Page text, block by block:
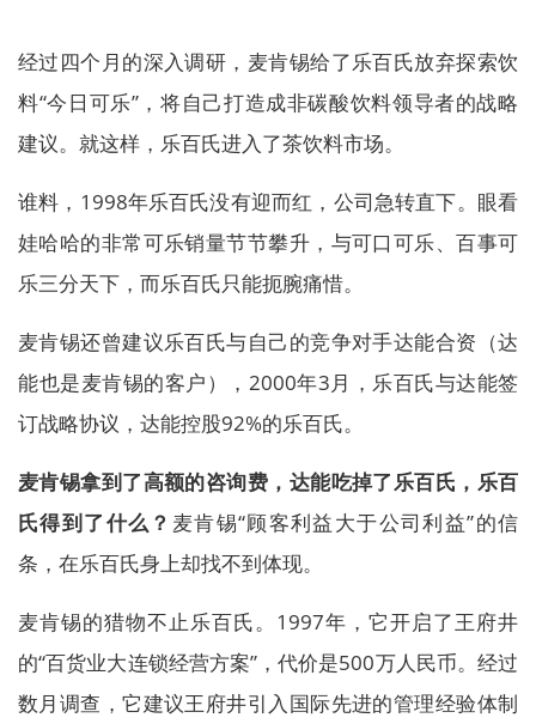
经过四个月的深入调研，麦肯锡给了乐百氏放弃探索饮
料“今日可乐”，将自己打造成非碳酸饮料领导者的战略
建议。就这样，乐百氏进入了茶饮料市场。
谁料，1998年乐百氏没有迎而红，公司急转直下。眼看
娃哈哈的非常可乐销量节节攀升，与可口可乐、百事可
乐三分天下，而乐百氏只能扼腕痛惜。
麦肯锡还曾建议乐百氏与自己的竞争对手达能合资（达
能也是麦肯锡的客户），2000年3月，乐百氏与达能签
订战略协议，达能控股92%的乐百氏。
麦肯锡拿到了高额的咨询费，达能吃掉了乐百氏，乐百
氏得到了什么？ 麦肯锡“顾客利益大于公司利益”的信
条，在乐百氏身上却找不到体现。
麦肯锡的猎物不止乐百氏。1997年，它开启了王府井
的“百货业大连锁经营方案”，代价是500万人民币。经过
数月调查，它建议王府井引入国际先进的管理经验体制